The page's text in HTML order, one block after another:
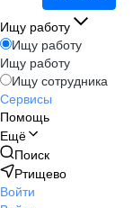
Ищу работу
Ищу работу
Ищу работу
Ищу сотрудника
Сервисы
Помощь
Ещё
Поиск
Ртищево
Войти